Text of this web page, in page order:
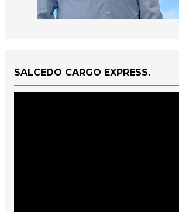
SALCEDO CARGO EXPRESS.